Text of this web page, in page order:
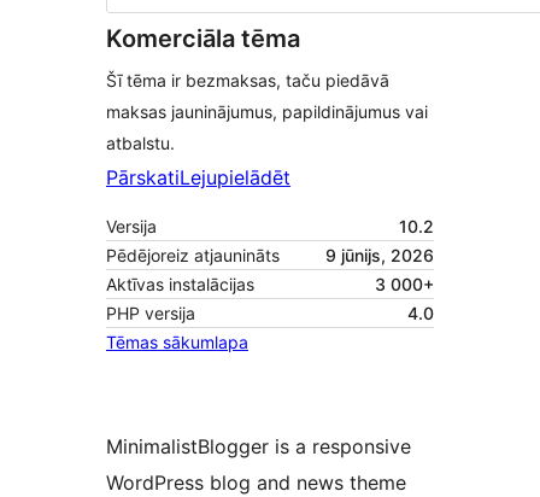
Komerciāla tēma
Šī tēma ir bezmaksas, taču piedāvā
maksas jauninājumus, papildinājumus vai
atbalstu.
PārskatiLejupielādēt
Versija
10.2
Pēdējoreiz atjaunināts
9 jūnijs, 2026
Aktīvas instalācijas
3 000+
PHP versija
4.0
Tēmas sākumlapa
MinimalistBlogger is a responsive
WordPress blog and news theme